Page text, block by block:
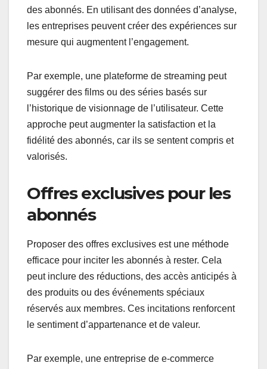
des abonnés. En utilisant des données d’analyse,
les entreprises peuvent créer des expériences sur
mesure qui augmentent l’engagement.
Par exemple, une plateforme de streaming peut
suggérer des films ou des séries basés sur
l’historique de visionnage de l’utilisateur. Cette
approche peut augmenter la satisfaction et la
fidélité des abonnés, car ils se sentent compris et
valorisés.
Offres exclusives pour les
abonnés
Proposer des offres exclusives est une méthode
efficace pour inciter les abonnés à rester. Cela
peut inclure des réductions, des accès anticipés à
des produits ou des événements spéciaux
réservés aux membres. Ces incitations renforcent
le sentiment d’appartenance et de valeur.
Par exemple, une entreprise de e-commerce